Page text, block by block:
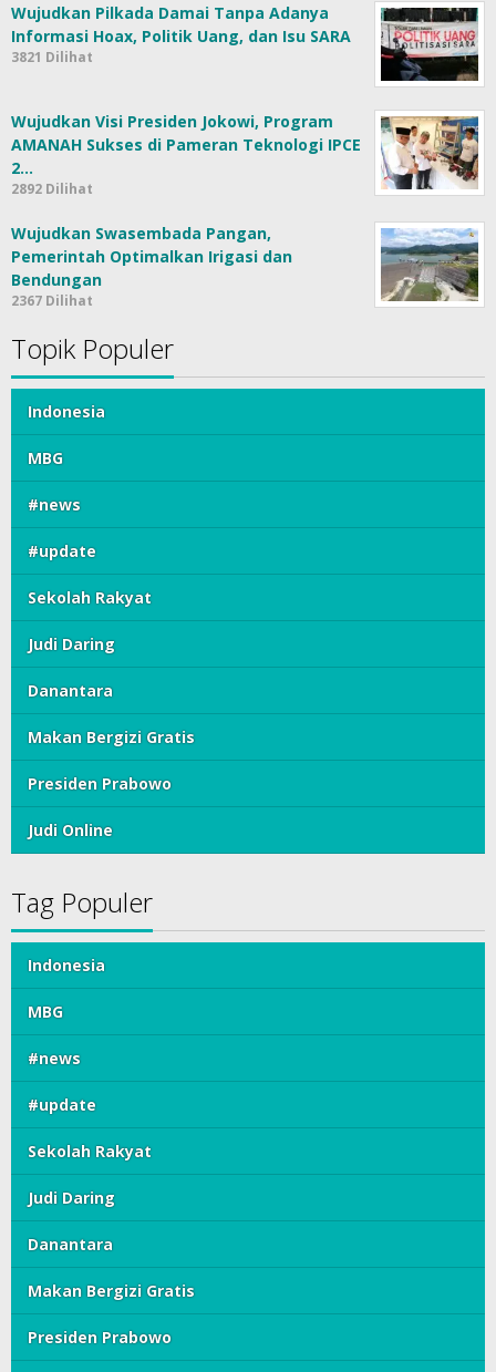
Wujudkan Pilkada Damai Tanpa Adanya
Informasi Hoax, Politik Uang, dan Isu SARA
3821 Dilihat
Wujudkan Visi Presiden Jokowi, Program
AMANAH Sukses di Pameran Teknologi IPCE
2…
2892 Dilihat
Wujudkan Swasembada Pangan,
Pemerintah Optimalkan Irigasi dan
Bendungan
2367 Dilihat
Topik Populer
Indonesia
MBG
#news
#update
Sekolah Rakyat
Judi Daring
Danantara
Makan Bergizi Gratis
Presiden Prabowo
Judi Online
Tag Populer
Indonesia
MBG
#news
#update
Sekolah Rakyat
Judi Daring
Danantara
Makan Bergizi Gratis
Presiden Prabowo